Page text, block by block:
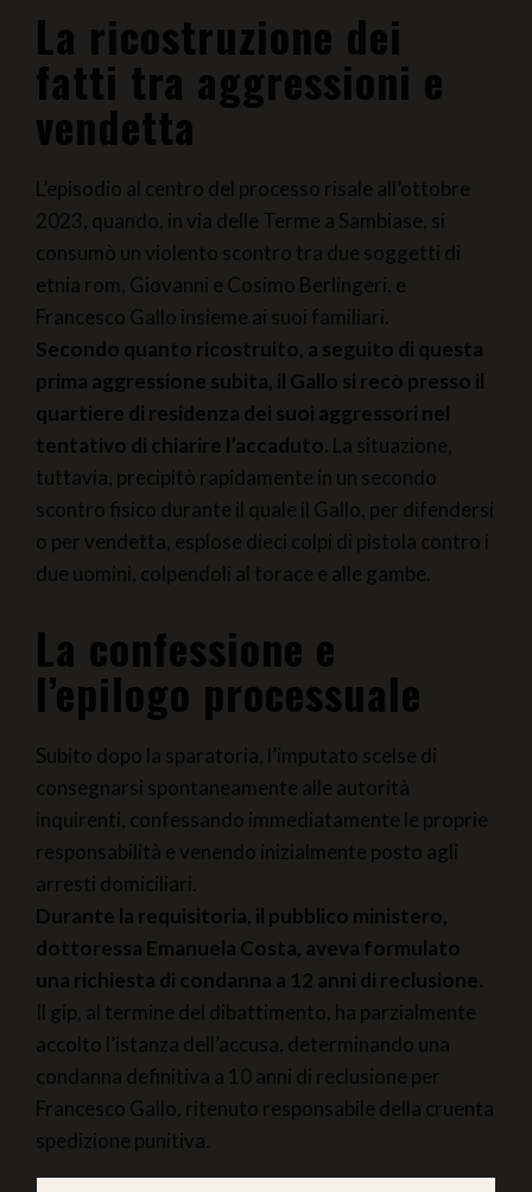
La ricostruzione dei
fatti tra aggressioni e
vendetta
L’episodio al centro del processo risale all’ottobre
2023, quando, in via delle Terme a Sambiase, si
consumò un violento scontro tra due soggetti di
etnia rom, Giovanni e Cosimo Berlingeri, e
Francesco Gallo insieme ai suoi familiari.
Secondo quanto ricostruito, a seguito di questa
prima aggressione subita, il Gallo si recò presso il
quartiere di residenza dei suoi aggressori nel
tentativo di chiarire l’accaduto. La situazione,
tuttavia, precipitò rapidamente in un secondo
scontro fisico durante il quale il Gallo, per difendersi
o per vendetta, esplose dieci colpi di pistola contro i
due uomini, colpendoli al torace e alle gambe.
La confessione e
l’epilogo processuale
Subito dopo la sparatoria, l’imputato scelse di
consegnarsi spontaneamente alle autorità
inquirenti, confessando immediatamente le proprie
responsabilità e venendo inizialmente posto agli
arresti domiciliari.
Durante la requisitoria, il pubblico ministero,
dottoressa Emanuela Costa, aveva formulato
una richiesta di condanna a 12 anni di reclusione.
Il gip, al termine del dibattimento, ha parzialmente
accolto l’istanza dell’accusa, determinando una
condanna definitiva a 10 anni di reclusione per
Francesco Gallo, ritenuto responsabile della cruenta
spedizione punitiva.